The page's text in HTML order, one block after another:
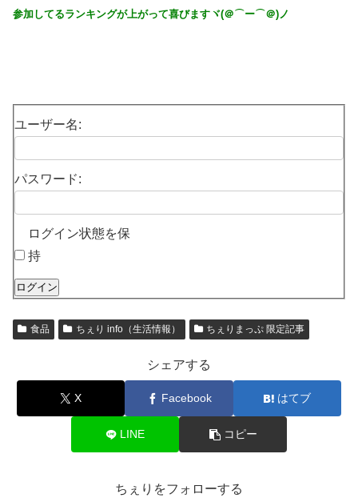
参加してるランキングが上がって喜びますヾ(＠⌒ー⌒＠)ノ
ユーザー名:
パスワード:
ログイン状態を保
持
ログイン
食品 ちぇり info（生活情報） ちぇりまっぷ 限定記事
シェアする
X Facebook はてブ
LINE コピー
ちぇりをフォローする